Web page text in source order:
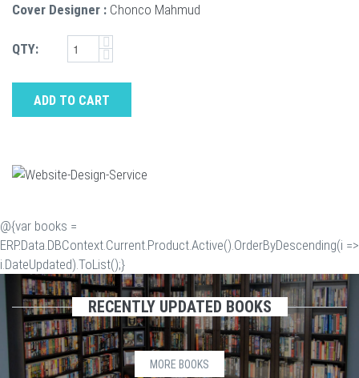
Cover Designer : Chonco Mahmud
QTY:
ADD TO CART
@{var books =
ERP.Data.DBContext.Current.Product.Active().OrderByDescending(i =>
i.DateUpdated).ToList();}
RECENTLY UPDATED BOOKS
MORE BOOKS